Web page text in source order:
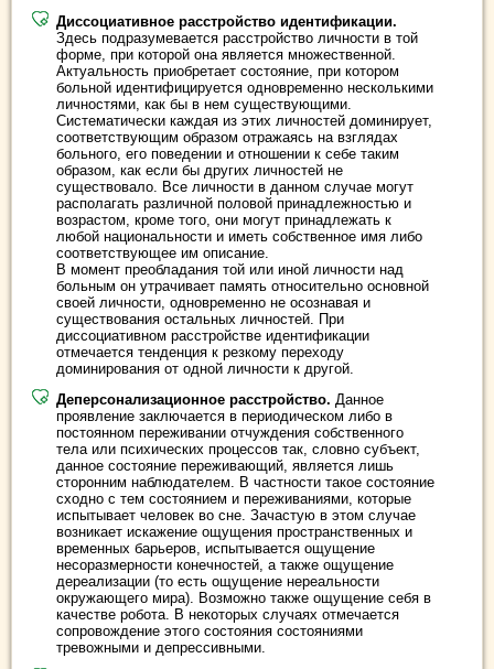
Диссоциативное расстройство идентификации.
Здесь подразумевается расстройство личности в той
форме, при которой она является множественной.
Актуальность приобретает состояние, при котором
больной идентифицируется одновременно несколькими
личностями, как бы в нем существующими.
Систематически каждая из этих личностей доминирует,
соответствующим образом отражаясь на взглядах
больного, его поведении и отношении к себе таким
образом, как если бы других личностей не
существовало. Все личности в данном случае могут
располагать различной половой принадлежностью и
возрастом, кроме того, они могут принадлежать к
любой национальности и иметь собственное имя либо
соответствующее им описание.
В момент преобладания той или иной личности над
больным он утрачивает память относительно основной
своей личности, одновременно не осознавая и
существования остальных личностей. При
диссоциативном расстройстве идентификации
отмечается тенденция к резкому переходу
доминирования от одной личности к другой.
Деперсонализационное расстройство. Данное
проявление заключается в периодическом либо в
постоянном переживании отчуждения собственного
тела или психических процессов так, словно субъект,
данное состояние переживающий, является лишь
сторонним наблюдателем. В частности такое состояние
сходно с тем состоянием и переживаниями, которые
испытывает человек во сне. Зачастую в этом случае
возникает искажение ощущения пространственных и
временных барьеров, испытывается ощущение
несоразмерности конечностей, а также ощущение
дереализации (то есть ощущение нереальности
окружающего мира). Возможно также ощущение себя в
качестве робота. В некоторых случаях отмечается
сопровождение этого состояния состояниями
тревожными и депрессивными.